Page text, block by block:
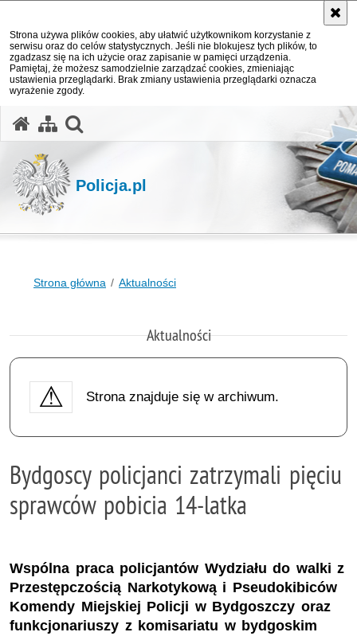
Strona używa plików cookies, aby ułatwić użytkownikom korzystanie z
serwisu oraz do celów statystycznych. Jeśli nie blokujesz tych plików, to
zgadzasz się na ich użycie oraz zapisanie w pamięci urządzenia.
Pamiętaj, że możesz samodzielnie zarządzać cookies, zmieniając
ustawienia przeglądarki. Brak zmiany ustawienia przeglądarki oznacza
wyrażenie zgody.
Policja.pl
Strona główna Aktualności
Aktualności
Strona znajduje się w archiwum.
Bydgoscy policjanci zatrzymali pięciu
sprawców pobicia 14-latka
Wspólna praca policjantów Wydziału do walki z
Przestępczością Narkotykową i Pseudokibiców
Komendy Miejskiej Policji w Bydgoszczy oraz
funkcjonariuszy z komisariatu w bydgoskim